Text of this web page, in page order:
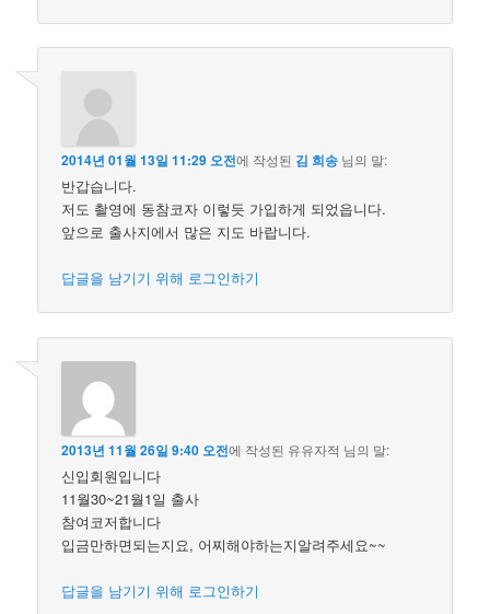
2014년 01월 13일 11:29 오전에 작성된 김 희송 님의 말:
반갑습니다.
저도 촬영에 동참코자 이렇듯 가입하게 되었읍니다.
앞으로 출사지에서 많은 지도 바랍니다.
답글을 남기기 위해 로그인하기
2013년 11월 26일 9:40 오전에 작성된 유유자적 님의 말:
신입회원입니다
11월30~21월1일 출사
참여코저합니다
입금만하면되는지요, 어찌해야하는지알려주세요~~
답글을 남기기 위해 로그인하기